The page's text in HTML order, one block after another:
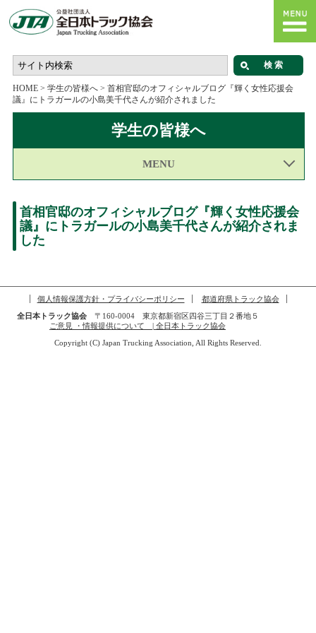
HOME> 学生の皆様へ> 首相官邸のオフィシャルブログ『輝く女性応援会
議』にトラガールの小島美千代さんが紹介されました
学生の皆様へ
MENU
首相官邸のオフィシャルブログ『輝く女性応援会
議』にトラガールの小島美千代さんが紹介されま
した
個人情報保護方針・プライバシーポリシー
都道府県トラック協会
全日本トラック協会〒160-0004 東京都新宿区四谷三丁目２番地５
ご意見 ・情報提供について | 全日本トラック協会
Copyright (C) Japan Trucking Association, All Rights Reserved.